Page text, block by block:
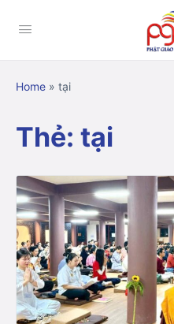
Home » tại
Thẻ: tại